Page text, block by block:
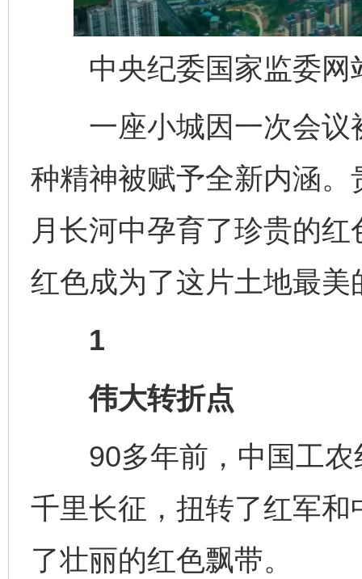
中央纪委国家监委网
一座小城因一次会议
种精神被赋予全新内涵。
月长河中孕育了珍贵的
红色成为了这片土地最美
1
伟大转折点
90多年前，中国工农
千里长征，扭转了红军
了壮丽的红色飘带。